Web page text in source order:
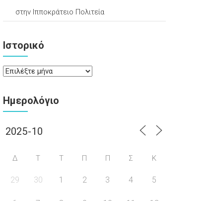
στην Ιπποκράτειο Πολιτεία
Ιστορικό
Ιστορικό
Ημερολόγιο
Δ Τ Τ Π Π Σ Κ
29 30 1 2 3 4 5